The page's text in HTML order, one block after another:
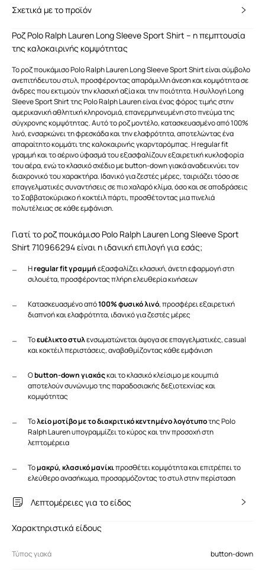
Σχετικά με το προϊόν
Ροζ Polo Ralph Lauren Long Sleeve Sport Shirt – η πεμπτουσία
της καλοκαιρινής κομψότητας
Το ροζ πουκάμισο Polo Ralph Lauren Long Sleeve Sport Shirt είναι σύμβολο
ανεπιτήδευτου στυλ, προσφέροντας απαράμιλλη άνεση και κομψότητα σε
άνδρες που εκτιμούν την κλασική αξία και την ποιότητα. Η συλλογή Long
Sleeve Sport Shirt της Polo Ralph Lauren είναι ένας φόρος τιμής στην
αμερικανική αθλητική κληρονομιά, επανερμηνευμένη στο πνεύμα της
σύγχρονης κομψότητας. Αυτό το ροζ μοντέλο, κατασκευασμένο από 100%
λινό, ενσαρκώνει τη φρεσκάδα και την ελαφρότητα, αποτελώντας ένα
απαραίτητο κομμάτι της καλοκαιρινής γκαρνταρόμπας. Η regular fit
γραμμή και το αέρινο ύφασμά του εξασφαλίζουν εξαιρετική κυκλοφορία
του αέρα, ενώ το κλασικό σχέδιο με button-down γιακά αναδεικνύει τον
διαχρονικό του χαρακτήρα. Ιδανικό για ζεστές μέρες, ταιριάζει τόσο σε
επαγγελματικές συναντήσεις σε πιο χαλαρό κλίμα, όσο και σε αποδράσεις
το Σαββατοκύριακο ή κοκτέιλ πάρτι, προσθέτοντας μια πινελιά
πολυτέλειας σε κάθε εμφάνιση.
Γιατί το ροζ πουκάμισο Polo Ralph Lauren Long Sleeve Sport
Shirt 710966294 είναι η ιδανική επιλογή για εσάς;
Ηregular fit γραμμήεξασφαλίζει κλασική, άνετη εφαρμογή στη
σιλουέτα, προσφέροντας πλήρη ελευθερία κινήσεων
Κατασκευασμένο από100% φυσικό λινό, προσφέρει εξαιρετική
διαπνοή και ελαφρότητα, ιδανικό για ζεστές μέρες
Τοευέλικτο στυλενσωματώνεται άψογα σε επαγγελματικές, casual
και κοκτέιλ περιστάσεις, αναβαθμίζοντας κάθε εμφάνιση
Οbutton-down γιακάςκαι το κλασικό κλείσιμο με κουμπιά
αποτελούν συνώνυμο της παραδοσιακής δεξιοτεχνίας και
κομψότητας
Τολείο μοτίβο με το διακριτικό κεντημένο λογότυποτης Polo
Ralph Lauren υπογραμμίζει το κύρος και την προσοχή στη
λεπτομέρεια
Τομακρύ, κλασικό μανίκιπροσθέτει κομψότητα και επιτρέπει το
ελεύθερο ανασήκωμα, προσαρμόζοντας το στυλ στην περίσταση
Λεπτομέρειες για το είδος
Χαρακτηριστικά είδους
Τύπος γιακά button-down